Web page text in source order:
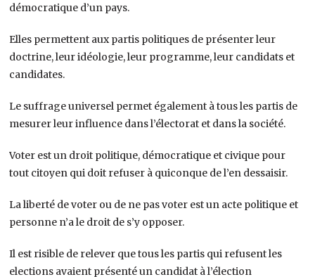
démocratique d’un pays.
Elles permettent aux partis politiques de présenter leur
doctrine, leur idéologie, leur programme, leur candidats et
candidates.
Le suffrage universel permet également à tous les partis de
mesurer leur influence dans l’électorat et dans la société.
Voter est un droit politique, démocratique et civique pour
tout citoyen qui doit refuser à quiconque de l’en dessaisir.
La liberté de voter ou de ne pas voter est un acte politique et
personne n’a le droit de s’y opposer.
Il est risible de relever que tous les partis qui refusent les
elections avaient présenté un candidat à l’élection